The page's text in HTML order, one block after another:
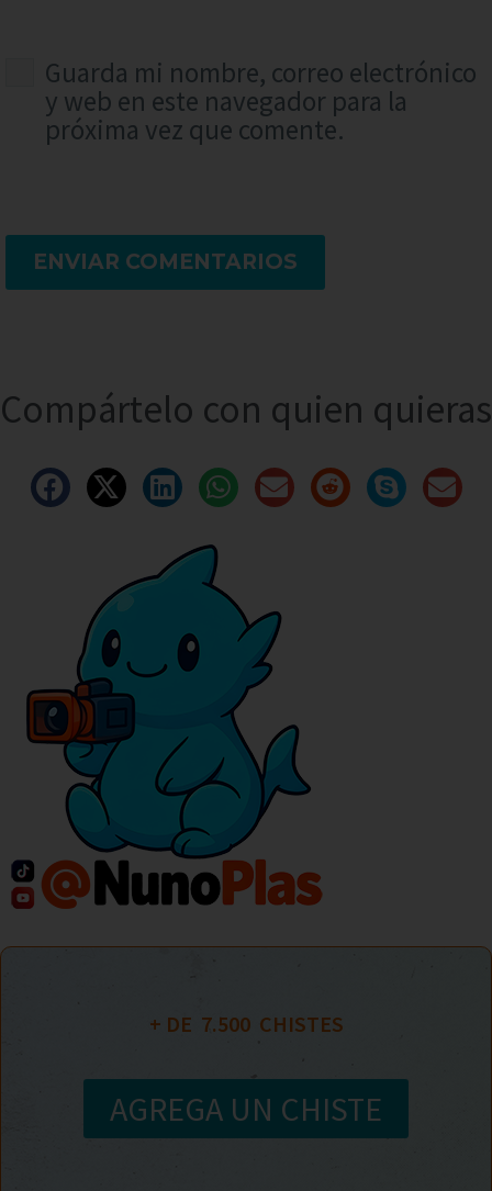
Guarda mi nombre, correo electrónico
y web en este navegador para la
próxima vez que comente.
ENVIAR COMENTARIOS
Compártelo con quien quieras
+ DE 7.500
  CHISTES
AGREGA UN CHISTE